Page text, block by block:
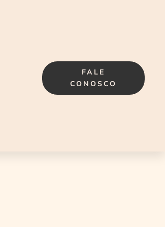
FALE
CONOSCO